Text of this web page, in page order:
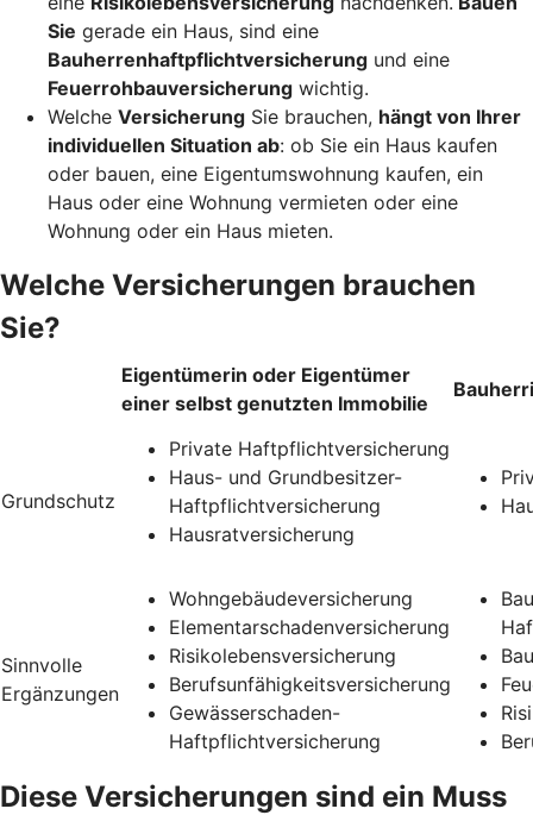
Sie gerade ein Haus, sind eine
Bauherrenhaftpflichtversicherung und eine
Feuerrohbauversicherung wichtig.
Welche Versicherung Sie brauchen, hängt von Ihrer
individuellen Situation ab: ob Sie ein Haus kaufen
oder bauen, eine Eigentumswohnung kaufen, ein
Haus oder eine Wohnung vermieten oder eine
Wohnung oder ein Haus mieten.
Welche Versicherungen brauchen
Sie?
Eigentümerin oder Eigentümer
einer selbst genutzten Immobilie
Grundschutz
Private Haftpflichtversicherung
Haus- und Grundbesitzer-
Haftpflichtversicherung
Hausratversicherung
Sinnvolle
Ergänzungen
Wohngebäudeversicherung
Elementarschadenversicherung
Risikolebensversicherung
Berufsunfähigkeitsversicherung
Gewässerschaden-
Haftpflichtversicherung
Diese Versicherungen sind ein Muss